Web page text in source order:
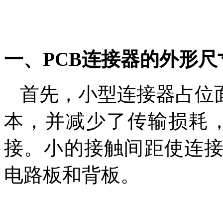
一、PCB连接器的外形尺
首先，小型连接器占位
本，并减少了传输损耗
接。小的接触间距使连
电路板和背板。